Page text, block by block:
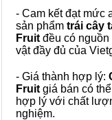
- Cam kết đạt mức
sản phẩm trái cây
Fruit đều có
vật đầy đủ của
- Giá thành hợp lý:
Fruit giá bán có
hợp lý với chất
nghiệm.